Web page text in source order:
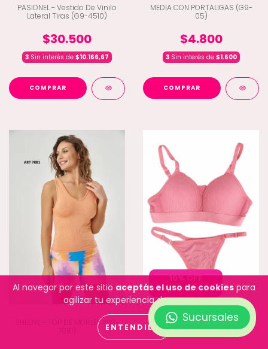
Al navegar por este sitio aceptás el uso de cookies para
agilizar tu experiencia de compra.
ENTENDIDO
PASIONEL - Vestido De Vinilo
Lateral Tiras (G9-4510)
$30.500
3 Sin interés de $10.166,67
COMPRAR
MEDIA CON PORTALIGAS (G9-
05)
$4.800
3Sin interés de $1.600
COMPRAR
SHEDYL - TOP DE MORLEY (Q3-
10% OFF
Comprando 3 o más
GT - CONJUNTO TRIANGULO
(G5-436)
Sucursales